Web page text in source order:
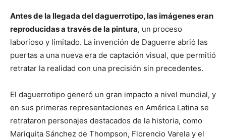
Antes de la llegada del daguerrotipo, las imágenes eran
reproducidas a través de la pintura, un proceso
laborioso y limitado. La invención de Daguerre abrió las
puertas a una nueva era de captación visual, que permitió
retratar la realidad con una precisión sin precedentes.
El daguerrotipo generó un gran impacto a nivel mundial, y
en sus primeras representaciones en América Latina se
retrataron personajes destacados de la historia, como
Mariquita Sánchez de Thompson, Florencio Varela y el